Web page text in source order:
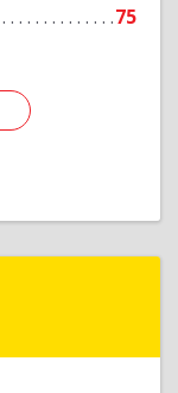
75
Подробнее